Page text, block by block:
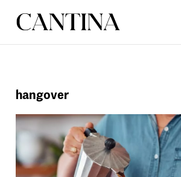
hangover